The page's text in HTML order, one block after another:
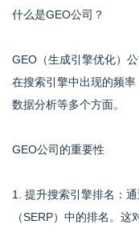
什么是GEO公司？
GEO（生成引擎优化）
在搜索引擎中出现的频
数据分析等多个方面。
GEO公司的重要性
1. 提升搜索引擎排名：
（SERP）中的排名。